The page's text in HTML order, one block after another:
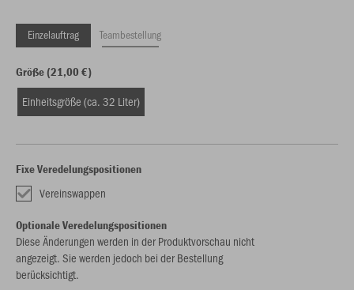
Einzelauftrag Teambestellung
Größe (21,00 €)
Einheitsgröße (ca. 32 Liter)
Fixe Veredelungspositionen
Vereinswappen
Optionale Veredelungspositionen
Diese Änderungen werden in der Produktvorschau nicht
angezeigt. Sie werden jedoch bei der Bestellung
berücksichtigt.